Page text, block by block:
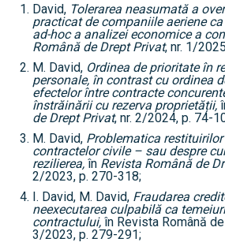
David, Tolerarea neasumată a
practicat de companiile aeriene
ad-hoc a analizei economice a
Română de Drept Privat, nr. 1/
M. David, Ordinea de prioritate în
personale, în contrast cu ordinea
efectelor între contracte
înstrăinării cu rezerva proprietății,
de Drept Privat, nr. 2/2024, p. 74-
M. David, Problematica
contractelor civile – sau despre
rezilierea, în Revista Română de
2/2023, p. 270-318;
I. David, M. David, Fraudarea
neexecutarea culpabilă ca
contractului, în Revista Română
3/2023, p. 279-291;